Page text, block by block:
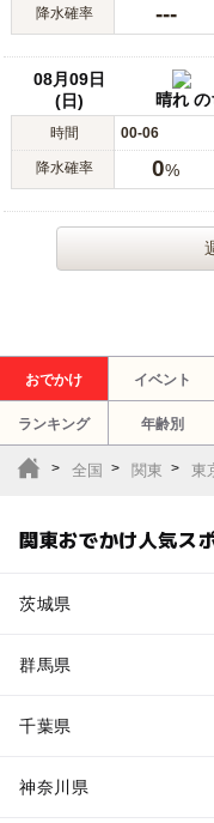
降水確率 ---
08月09日
(日)
晴れ
時間 00-06
降水確率 0%
おでかけ イベント
ランキング 年齢別
全国 関東 東
関東おでかけ人気ス
茨城県
群馬県
千葉県
神奈川県